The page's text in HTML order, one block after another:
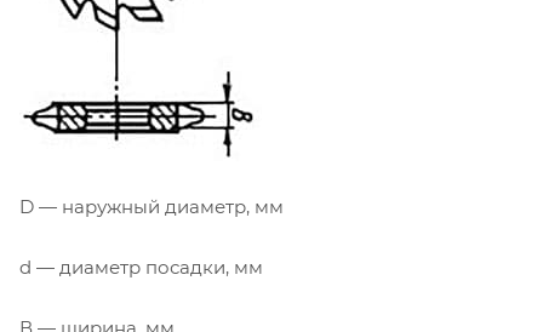
D — наружный диаметр, мм
d — диаметр посадки, мм